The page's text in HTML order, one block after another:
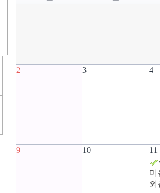
2 3 4
9 10
11
미
외